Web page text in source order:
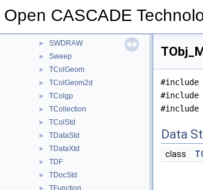
Open CASCADE
► StlAPI
► SWDRAW
► Sweep
► TColGeom
► TColGeom2d
► TColgp
► TCollection
► TColStd
► TDataStd
► TDataXtd
► TDF
► TDocStd
TFunction
#include
#include
#include
Data
class